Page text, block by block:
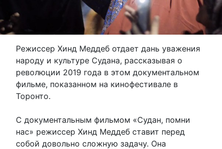
Режиссер Хинд Меддеб отдает дань уважения
народу и культуре Судана, рассказывая о
революции 2019 года в этом документальном
фильме, показанном на кинофестивале в
Торонто.
С документальным фильмом «Судан, помни
нас» режиссер Хинд Меддеб ставит перед
собой довольно сложную задачу. Она